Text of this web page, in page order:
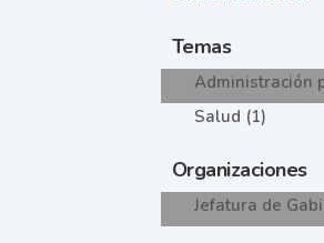
Temas
Administración
Salud (1)
Organizaciones
Jefatura de